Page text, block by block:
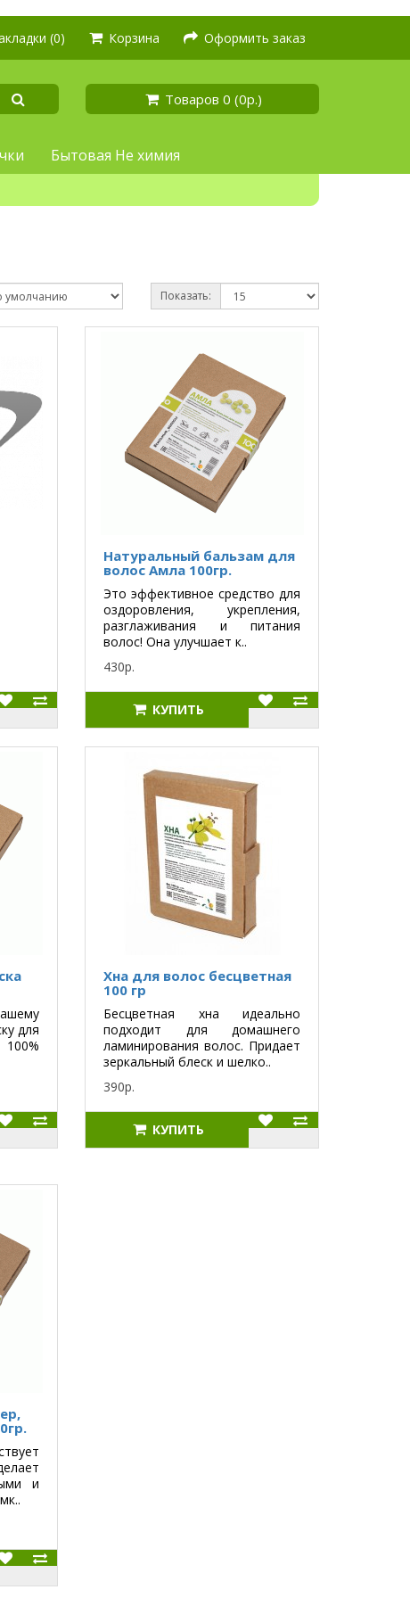
(0) Корзина Оформить заказ
Товаров 0 (0р.)
Бытовая Не химия
Показать:
Натуральный бальзам для
волос Амла 100гр.
Это эффективное средство для
оздоровления, укрепления,
разглаживания и питания
волос! Она улучшает к..
430р.
КУПИТЬ
для
Хна для волос бесцветная
100 гр
Бесцветная хна идеально
подходит для домашнего
ламинирования волос. Придает
зеркальный блеск и шелко..
390р.
КУПИТЬ
и